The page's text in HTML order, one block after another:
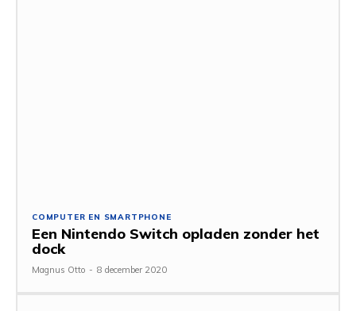
COMPUTER EN SMARTPHONE
Een Nintendo Switch opladen zonder het
dock
Magnus Otto - 8 december 2020